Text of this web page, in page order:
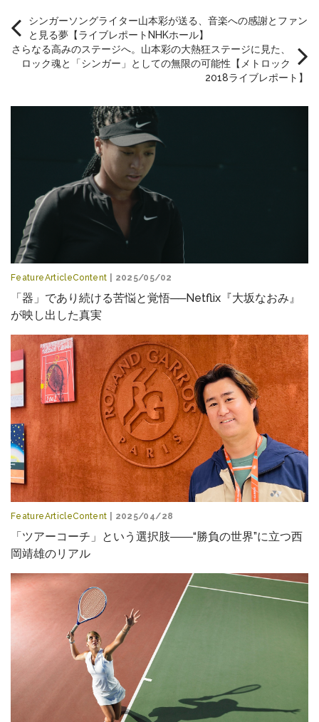
シンガーソングライター山本彩が送る、音楽への感謝とファン
と見る夢【ライブレポートNHKホール】
さらなる高みのステージへ。山本彩の大熱狂ステージに見た、
ロック魂と「シンガー」としての無限の可能性【メトロック
2018ライブレポート】
FeatureArticleContent | 2025/05/02
「器」であり続ける苦悩と覚悟──Netflix『大坂なおみ』
が映し出した真実
FeatureArticleContent | 2025/04/28
「ツアーコーチ」という選択肢――“勝負の世界”に立つ西
岡靖雄のリアル